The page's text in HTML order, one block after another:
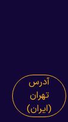
آدرس
تهران
(ایران)